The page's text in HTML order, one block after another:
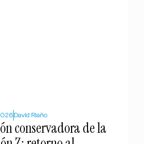
David Riaño
conservadora de la